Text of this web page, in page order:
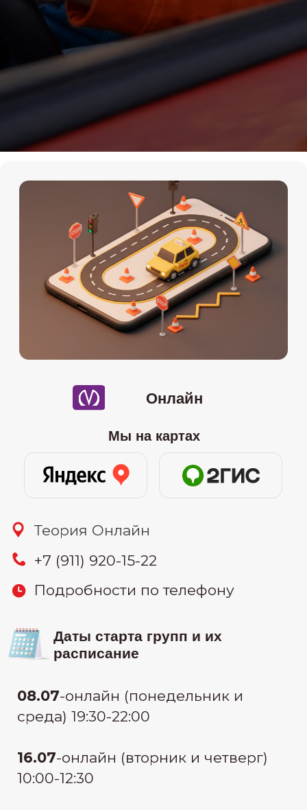
узнать цену
08.07
-онлайн (вторник и четверг)
-онлайн (воскресенье) 11:00-
15:00
30.07-онлайн (вторник и четверг)
19:30-22:00
Связаться:
Даты старта групп и их
расписание
+7 (911) 920-15-22
Теория Онлайн
Подробности по телефону